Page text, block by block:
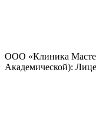
ООО «Клиника
Академической):